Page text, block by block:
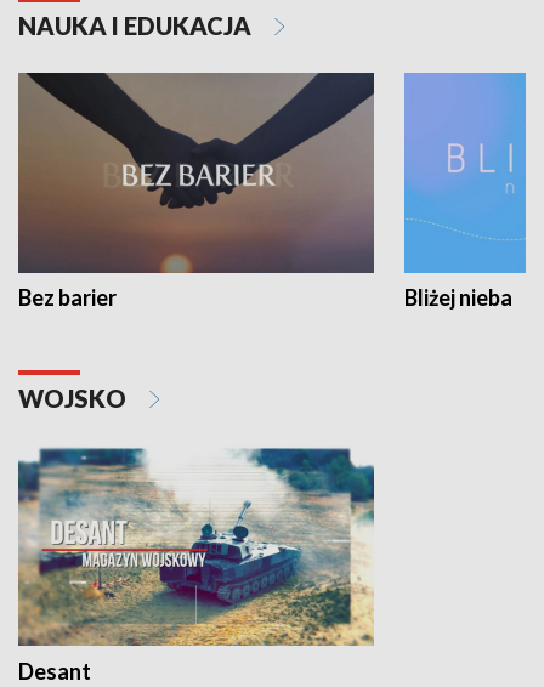
NAUKA I EDUKACJA
Bez barier Bliżej nieba
WOJSKO
Desant